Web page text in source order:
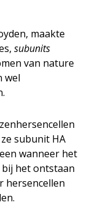
maakte
subunits
van nature
wel
subunit HA
wanneer het
het ontstaan
hersencellen